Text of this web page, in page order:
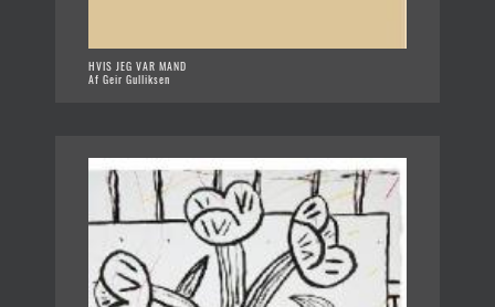
HVIS JEG VAR MAND
Af Geir Gulliksen